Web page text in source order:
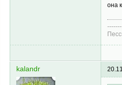
она
kalandr